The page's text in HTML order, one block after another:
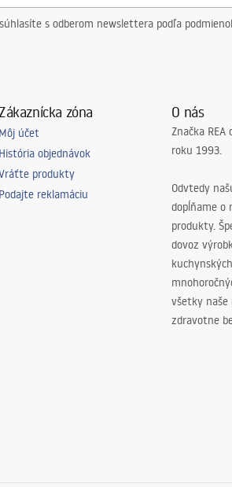
s odberom newslettera podľa
Zákaznícka zóna
Môj účet
História objednávok
produkty
Podajte reklamáciu
O nás
Značka
roku 1993.
Odvtedy
dopĺňame o
produkty.
dovoz
všetky naše
zdravotne